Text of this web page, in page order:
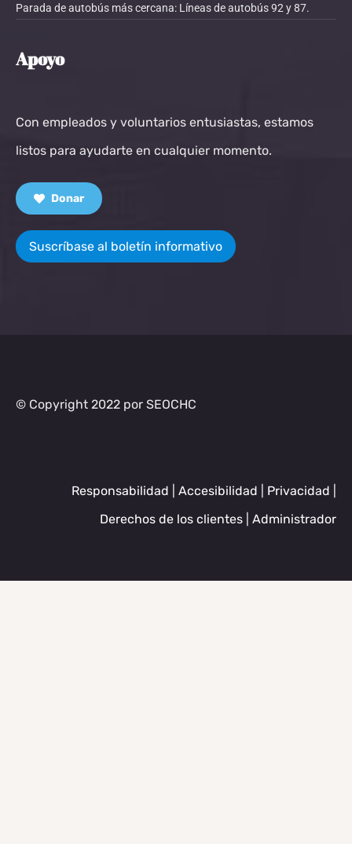
Parada de autobús más cercana: Líneas de autobús 92 y 87.
Apoyo
Con empleados y voluntarios entusiastas, estamos
listos para ayudarte en cualquier momento.
Donar
Suscríbase al boletín informativo
© Copyright 2022 por SEOCHC
Responsabilidad Accesibilidad Privacidad
Derechos de los clientes
Administrador